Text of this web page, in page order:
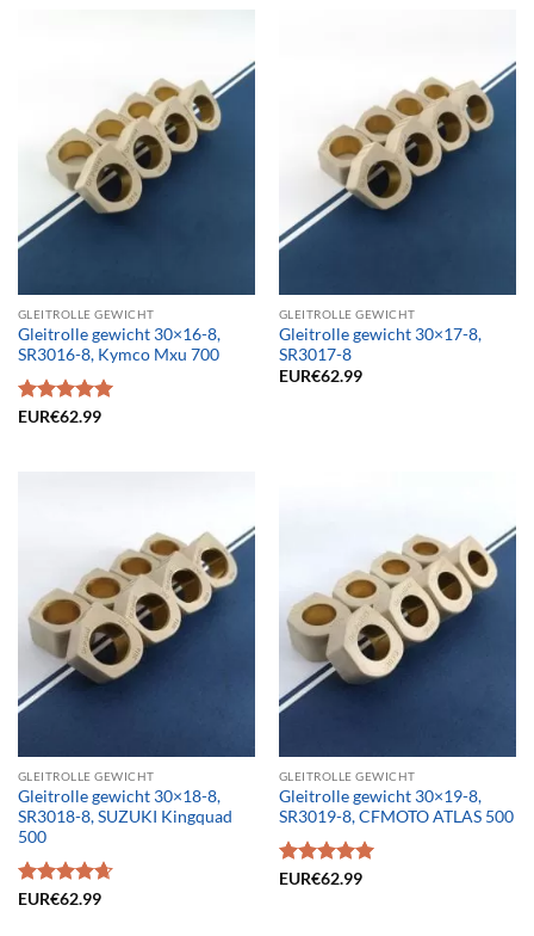
GLEITROLLE GEWICHT
Gleitrolle gewicht 30×16-8,
SR3016-8, Kymco Mxu 700
Bewertet
EUR€62.99
GLEITROLLE GEWICHT
Gleitrolle gewicht 30×17-8,
SR3017-8
EUR€62.99
GLEITROLLE GEWICHT
Gleitrolle gewicht 30×18-8,
SR3018-8, SUZUKI Kingquad
500
Bewertet
EUR€62.99
GLEITROLLE GEWICHT
Gleitrolle gewicht 30×19-8,
SR3019-8, CFMOTO ATLAS 500
Bewertet
EUR€62.99